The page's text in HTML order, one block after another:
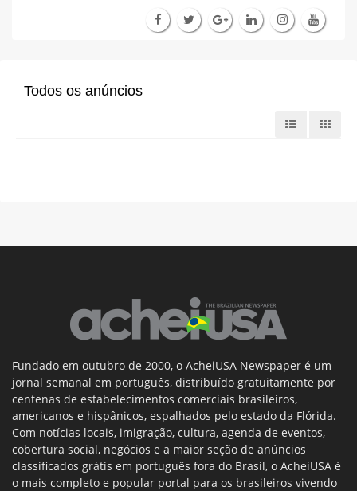
Todos os anúncios
Fundado em outubro de 2000, o AcheiUSA Newspaper é um
jornal semanal em português, distribuído gratuitamente por
centenas de estabelecimentos comerciais brasileiros,
americanos e hispânicos, espalhados pelo estado da Flórida.
Com notícias locais, imigração, cultura, agenda de eventos,
cobertura social, negócios e a maior seção de anúncios
classificados grátis em português fora do Brasil, o AcheiUSA é
o mais completo e popular portal para os brasileiros vivendo